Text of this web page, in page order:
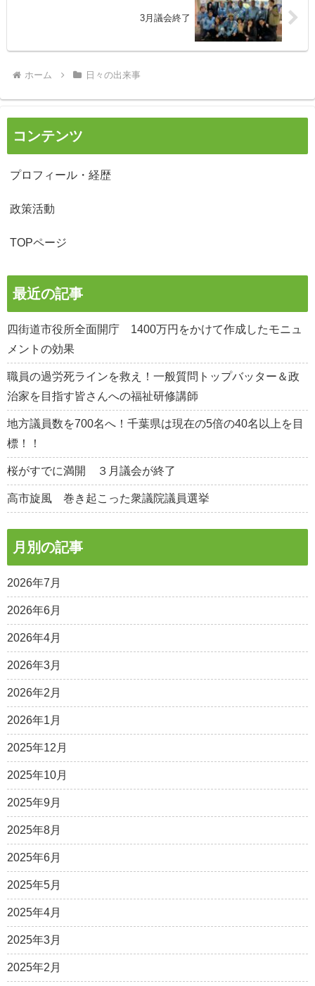
3月議会終了
ホーム 日々の出来事
コンテンツ
プロフィール・経歴
政策活動
TOPページ
最近の記事
四街道市役所全面開庁 1400万円をかけて作成したモニュ
メントの効果
職員の過労死ラインを救え！一般質問トップバッター＆政
治家を目指す皆さんへの福祉研修講師
地方議員数を700名へ！千葉県は現在の5倍の40名以上を目
標！！
桜がすでに満開 ３月議会が終了
高市旋風 巻き起こった衆議院議員選挙
月別の記事
2026年7月
2026年6月
2026年4月
2026年3月
2026年2月
2026年1月
2025年12月
2025年10月
2025年9月
2025年8月
2025年6月
2025年5月
2025年4月
2025年3月
2025年2月